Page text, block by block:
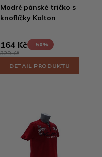
Modré pánské tričko s
knoflíčky Kolton
164 Kč
-50%
329 Kč
DETAIL PRODUKTU